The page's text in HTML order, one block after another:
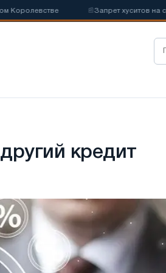
Запрет хуситов на
кредит